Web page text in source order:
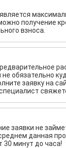
получение
взноса.
обязательно
заявку на
заявки не
данная
30 минут до часа!